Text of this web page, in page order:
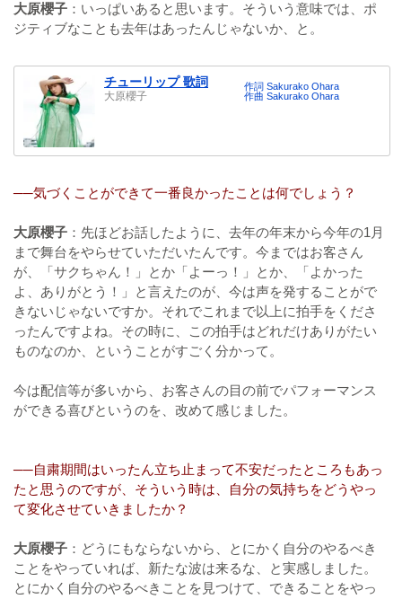
大原櫻子 ：いっぱいあると思います。そういう意味では、ポ
ジティブなことも去年はあったんじゃないか、と。
チューリップ 歌詞
大原櫻子
作詞 Sakurako Ohara
作曲 Sakurako Ohara
──気づくことができて一番良かったことは何でしょう？
大原櫻子 ：先ほどお話したように、去年の年末から今年の1月
まで舞台をやらせていただいたんです。今まではお客さん
が、「サクちゃん！」とか「よーっ！」とか、「よかった
よ、ありがとう！」と言えたのが、今は声を発することがで
きないじゃないですか。それでこれまで以上に拍手をくださ
ったんですよね。その時に、この拍手はどれだけありがたい
ものなのか、ということがすごく分かって。
今は配信等が多いから、お客さんの目の前でパフォーマンス
ができる喜びというのを、改めて感じました。
──自粛期間はいったん立ち止まって不安だったところもあっ
たと思うのですが、そういう時は、自分の気持ちをどうやっ
て変化させていきましたか？
大原櫻子 ：どうにもならないから、とにかく自分のやるべき
ことをやっていれば、新たな波は来るな、と実感しました。
とにかく自分のやるべきことを見つけて、できることをやっ